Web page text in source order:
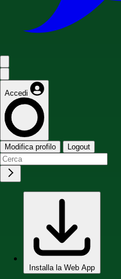
Accedi
Modifica profilo Logout
Installa la Web App